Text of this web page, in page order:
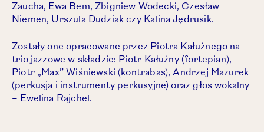
Zaucha, Ewa Bem, Zbigniew Wodecki, Czesław
Niemen, Urszula Dudziak czy Kalina Jędrusik.
Zostały one opracowane przez Piotra Kałużnego na
trio jazzowe w składzie: Piotr Kałużny (fortepian),
Piotr „Max” Wiśniewski (kontrabas), Andrzej Mazurek
(perkusja i instrumenty perkusyjne) oraz głos wokalny
– Ewelina Rajchel.